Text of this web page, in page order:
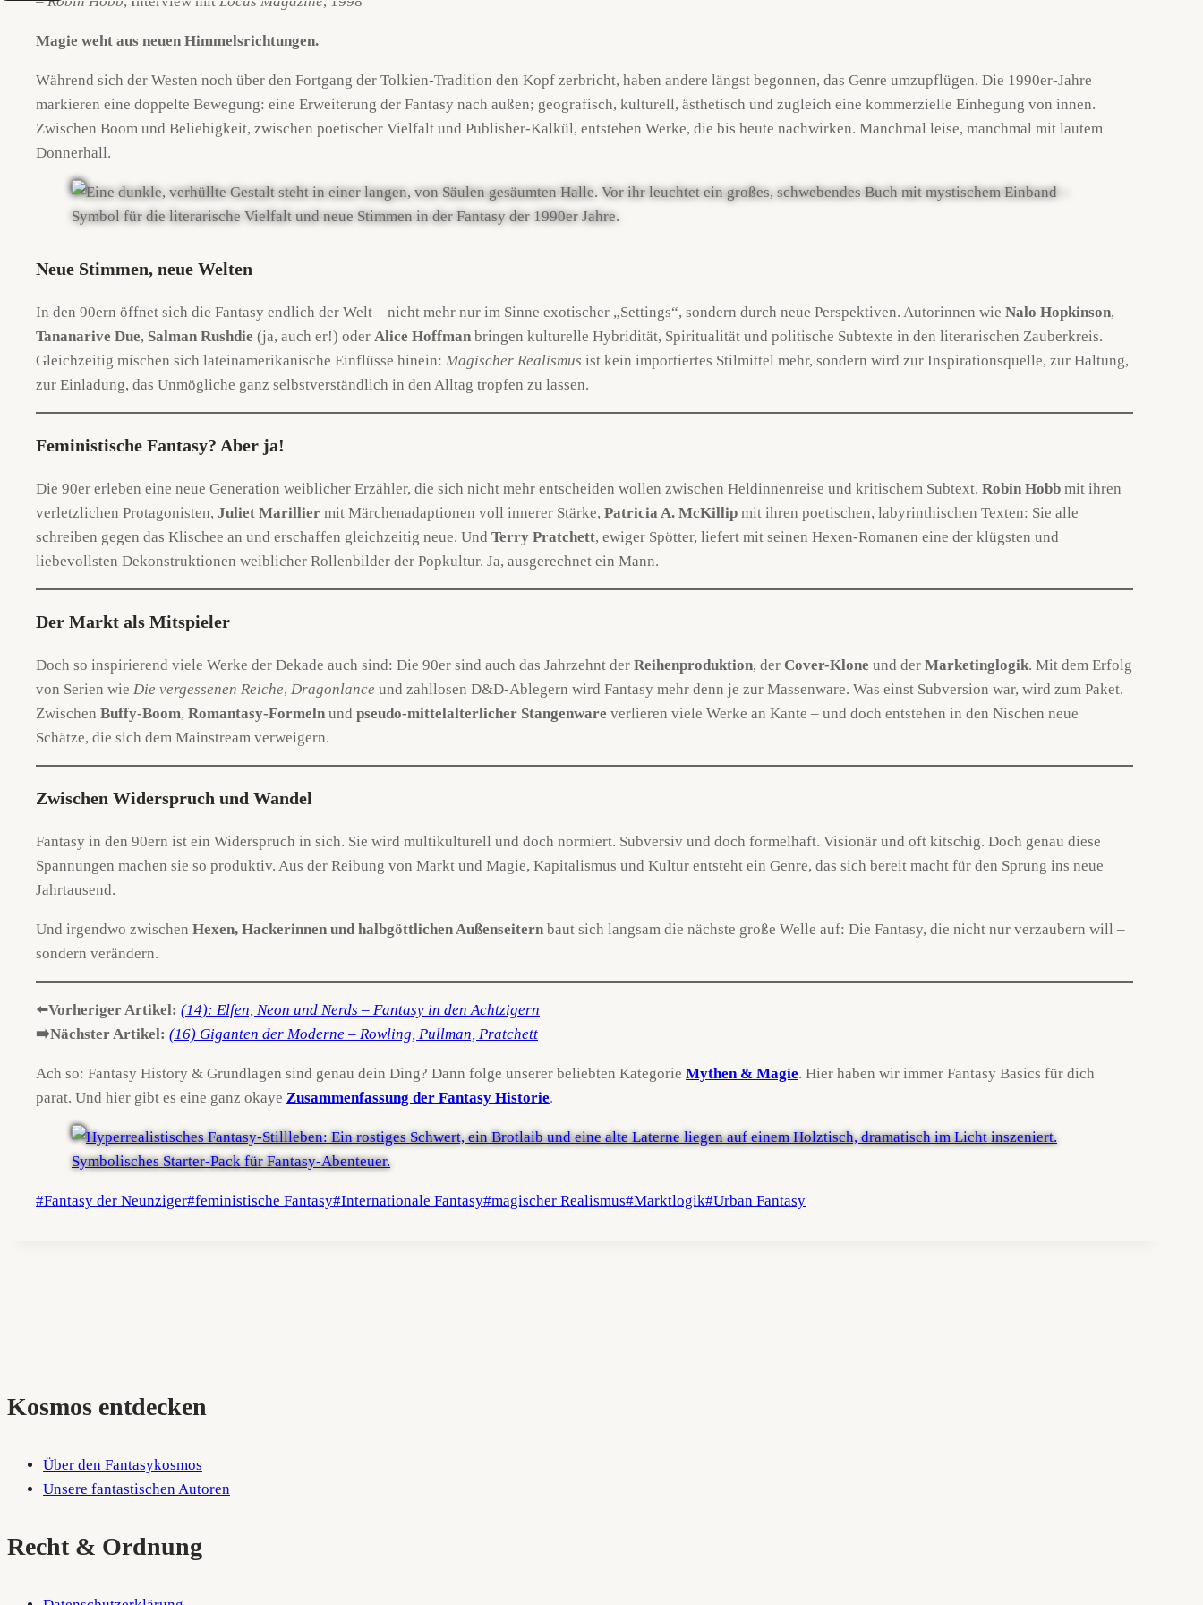
Magie weht aus neuen Himmelsrichtungen.
Während sich der Westen noch über den Fortgang der Tolkien-Tradition den Kopf zerbricht, haben andere längst begonnen, das Genre umzupflügen. Die 1990er-Jahre
markieren eine doppelte Bewegung: eine Erweiterung der Fantasy nach außen; geografisch, kulturell, ästhetisch und zugleich eine kommerzielle Einhegung von innen.
Zwischen Boom und Beliebigkeit, zwischen poetischer Vielfalt und Publisher-Kalkül, entstehen Werke, die bis heute nachwirken. Manchmal leise, manchmal mit lautem
Donnerhall.
Neue Stimmen, neue Welten
In den 90ern öffnet sich die Fantasy endlich der Welt – nicht mehr nur im Sinne exotischer „Settings“, sondern durch neue Perspektiven. Autorinnen wie Nalo Hopkinson,
Tananarive Due, Salman Rushdie (ja, auch er!) oder Alice Hoffman bringen kulturelle Hybridität, Spiritualität und politische Subtexte in den literarischen Zauberkreis.
Gleichzeitig mischen sich lateinamerikanische Einflüsse hinein: Magischer Realismus ist kein importiertes Stilmittel mehr, sondern wird zur Inspirationsquelle, zur Haltung,
zur Einladung, das Unmögliche ganz selbstverständlich in den Alltag tropfen zu lassen.
Feministische Fantasy? Aber ja!
Die 90er erleben eine neue Generation weiblicher Erzähler, die sich nicht mehr entscheiden wollen zwischen Heldinnenreise und kritischem Subtext. Robin Hobb mit ihren
verletzlichen Protagonisten, Juliet Marillier mit Märchenadaptionen voll innerer Stärke, Patricia A. McKillip mit ihren poetischen, labyrinthischen Texten: Sie alle
schreiben gegen das Klischee an und erschaffen gleichzeitig neue. Und Terry Pratchett, ewiger Spötter, liefert mit seinen Hexen-Romanen eine der klügsten und
liebevollsten Dekonstruktionen weiblicher Rollenbilder der Popkultur. Ja, ausgerechnet ein Mann.
Der Markt als Mitspieler
Doch so inspirierend viele Werke der Dekade auch sind: Die 90er sind auch das Jahrzehnt der Reihenproduktion, der Cover-Klone und der Marketinglogik. Mit dem Erfolg
von Serien wie Die vergessenen Reiche, Dragonlance und zahllosen D&D-Ablegern wird Fantasy mehr denn je zur Massenware. Was einst Subversion war, wird zum Paket.
Zwischen Buffy-Boom, Romantasy-Formeln und pseudo-mittelalterlicher Stangenware verlieren viele Werke an Kante – und doch entstehen in den Nischen neue
Schätze, die sich dem Mainstream verweigern.
Zwischen Widerspruch und Wandel
Fantasy in den 90ern ist ein Widerspruch in sich. Sie wird multikulturell und doch normiert. Subversiv und doch formelhaft. Visionär und oft kitschig. Doch genau diese
Spannungen machen sie so produktiv. Aus der Reibung von Markt und Magie, Kapitalismus und Kultur entsteht ein Genre, das sich bereit macht für den Sprung ins neue
Jahrtausend.
Und irgendwo zwischen Hexen, Hackerinnen und halbgöttlichen Außenseitern baut sich langsam die nächste große Welle auf: Die Fantasy, die nicht nur verzaubern will –
sondern verändern.
⬅️Vorheriger Artikel: (14): Elfen, Neon und Nerds – Fantasy in den Achtzigern
➡️Nächster Artikel: (16) Giganten der Moderne – Rowling, Pullman, Pratchett
Ach so: Fantasy History & Grundlagen sind genau dein Ding? Dann folge unserer beliebten Kategorie Mythen & Magie. Hier haben wir immer Fantasy Basics für dich
parat. Und hier gibt es eine ganz okaye Zusammenfassung der Fantasy Historie.
Schlagworte:
#Fantasy der Neunziger#feministische Fantasy#Internationale Fantasy#magischer Realismus#Marktlogik#Urban Fantasy
Kosmos entdecken
Über den Fantasykosmos
Unsere fantastischen Autoren
Recht & Ordnung